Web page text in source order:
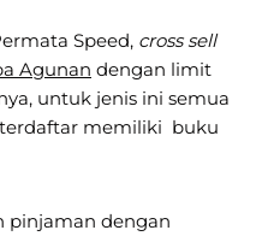
Speed, cross sell
Agunan dengan limit
untuk jenis ini semua
memiliki buku
pinjaman dengan